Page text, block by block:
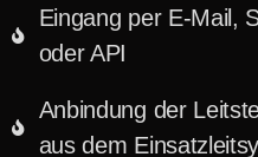
Eingang per E-Mail,
oder API
Anbindung der
aus dem